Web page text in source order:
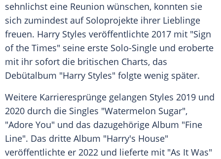
sehnlichst eine Reunion wünschen, konnten sie
sich zumindest auf Soloprojekte ihrer Lieblinge
freuen. Harry Styles veröffentlichte 2017 mit "Sign
of the Times" seine erste Solo-Single und eroberte
mit ihr sofort die britischen Charts, das
Debütalbum "Harry Styles" folgte wenig später.
Weitere Karrieresprünge gelangen Styles 2019 und
2020 durch die Singles "Watermelon Sugar",
"Adore You" und das dazugehörige Album "Fine
Line". Das dritte Album "Harry's House"
veröffentlichte er 2022 und lieferte mit "As It Was"